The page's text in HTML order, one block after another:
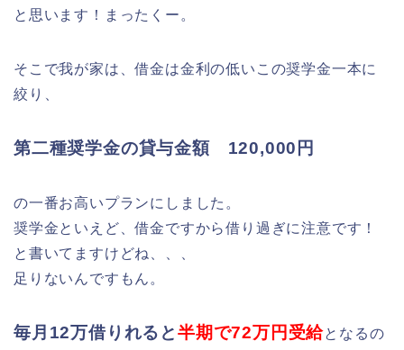
と思います！まったくー。
そこで我が家は、借金は金利の低いこの奨学金一本に
絞り、
第二種奨学金の貸与金額 120,000円
の一番お高いプランにしました。
奨学金といえど、借金ですから借り過ぎに注意です！
と書いてますけどね、、、
足りないんですもん。
毎月12万借りれると半期で72万円受給となるの